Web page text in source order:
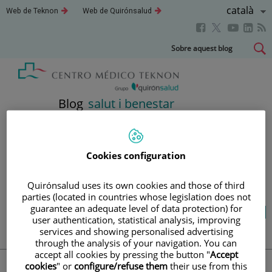
contingut
Web de Teknon AquestWeb de Quirónsalud Aquest
Actiu
Català
Aquest
s'obrirà
nova.
Aquest
enllaç
s'obrirà
nova.
Aquest
enllaç
s'obrirà
nova.
Sobre aquest blog
Blog salut i benestar
LA TEVA SALUT ÉS EL QUE
COMPTA
Salut de l’A a la Z Vida saludable
Cuida’t
Actualitat
Cookies configuration
Quirónsalud uses its own cookies and those of third
parties (located in countries whose legislation does not
guarantee an adequate level of data protection) for
user authentication, statistical analysis, improving
services and showing personalised advertising
through the analysis of your navigation. You can
accept all cookies by pressing the button "Accept
cookies" or configure/refuse them their use from this